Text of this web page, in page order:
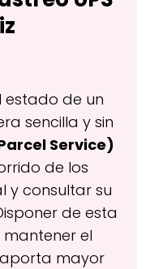
estado de un
sencilla y sin
Service)
de los
y consultar su
de esta
el
mayor